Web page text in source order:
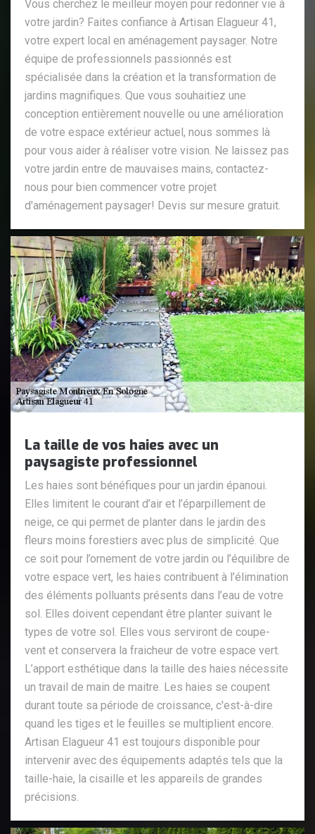
Vous cherchez le meilleur moyen pour redonner vie à
votre jardin? Faites confiance à Artisan Elagueur 41,
votre expert local en aménagement paysager. Notre
équipe de professionnels passionnés est
spécialisée dans la création et la transformation de
jardins magnifiques. Que vous souhaitiez une
conception entièrement nouvelle ou une amélioration
de votre espace extérieur actuel, nous sommes là
pour vous aider à réaliser votre vision. Ne laissez pas
votre jardin entre de mauvaises mains, contactez-
nous pour bien commencer votre projet
d'aménagement paysager! Devis sur mesure gratuit.
La taille de vos haies avec un
paysagiste professionnel
Les haies sont bénéfiques pour un jardin épanoui.
Elles limitent le courant d’air et l’éparpillement de
neige, ce qui permet de planter dans le jardin des
fleurs moins forestiers avec plus de simplicité. Que
ce soit pour l’ornement de votre jardin ou l’équilibre de
votre espace vert, les haies contribuent à l’élimination
des éléments polluants présents dans l’eau de votre
sol. Elles doivent cependant être planter suivant le
types de votre sol. Elles vous serviront de coupe-
vent et conservera la fraicheur de votre espace vert.
L’apport esthétique dans la taille des haies nécessite
un travail de main de maitre. Les haies se coupent
durant toute sa période de croissance, c'est-à-dire
quand les tiges et le feuilles se multiplient encore.
Artisan Elagueur 41 est toujours disponible pour
intervenir avec des équipements adaptés tels que la
taille-haie, la cisaille et les appareils de grandes
précisions.